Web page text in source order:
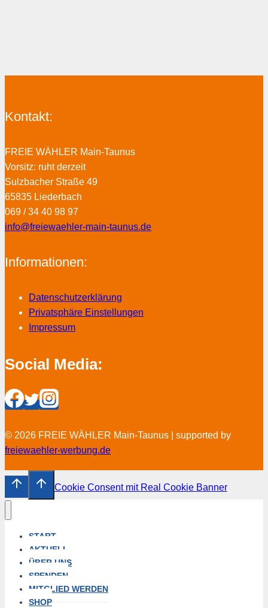
Kontakt:
FREIE WÄHLER Main-Taunus
Vorsitz: ruht derzeit
Sulzbacher Straße 49
65835 Liederbach
069 / 34 40 98 97
info@freiewaehler-main-taunus.de
Informationen:
Datenschutzerklärung
Privatsphäre Einstellungen
Impressum
Social Media:
© 2026 FREIE WÄHLER Main-Taunus | supported by
freiewaehler-werbung.de
Cookie Consent mit Real Cookie Banner
START
AKTUELL
ÜBER UNS
SPENDEN
MITGLIED WERDEN
SHOP